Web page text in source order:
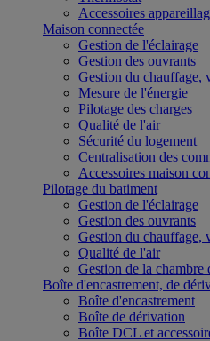
Accessoires
Maison connectée
Gestion de l'éclairage
Gestion des ouvrants
Gestion du chauffage,
Mesure de l'énergie
Pilotage des charges
Qualité de l'air
Sécurité du logement
Centralisation des
Accessoires maison
Pilotage du batiment
Gestion de l'éclairage
Gestion des ouvrants
Gestion du chauffage,
Qualité de l'air
Gestion de la chambre
Boîte d'encastrement, de
Boîte d'encastrement
Boîte de dérivation
Boîte DCL et